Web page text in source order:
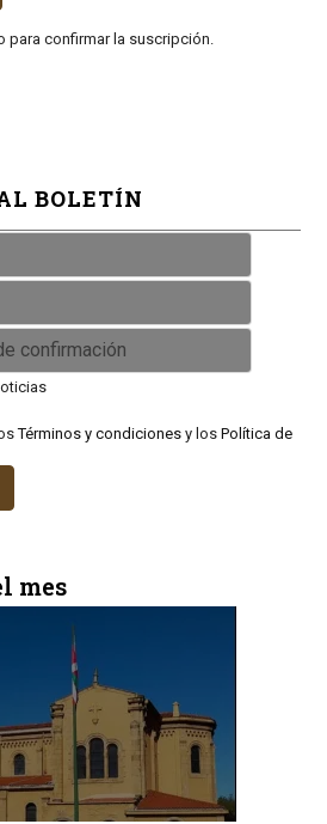
para confirmar la suscripción.
BOLETÍN
Términos y condicionesy los Política de
mes